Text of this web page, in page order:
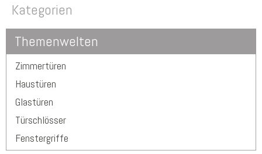
Kategorien
Themenwelten
Zimmertüren
Haustüren
Glastüren
Türschlösser
Fenstergriffe